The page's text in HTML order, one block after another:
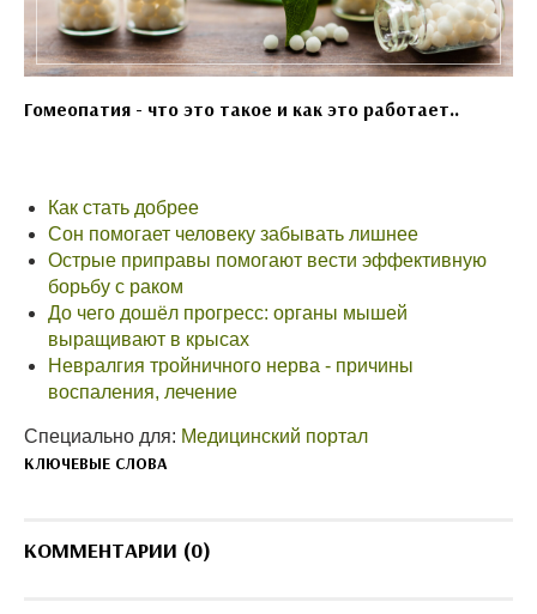
Гомеопатия - что это такое и как это работает..
Как стать добрее
Сон помогает человеку забывать лишнее
Острые приправы помогают вести эффективную
борьбу с раком
До чего дошёл прогресс: органы мышей
выращивают в крысах
Невралгия тройничного нерва - причины
воспаления, лечение
Специально для: Медицинский портал
КЛЮЧЕВЫЕ СЛОВА
КОММЕНТАРИИ (0)